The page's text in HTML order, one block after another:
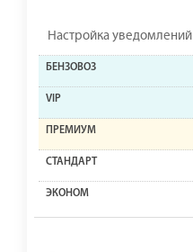
Настройка уведомлений